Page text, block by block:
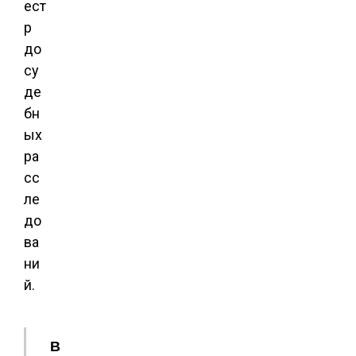
ест
р
до
су
де
бн
ых
ра
сс
ле
до
ва
ни
й.
В